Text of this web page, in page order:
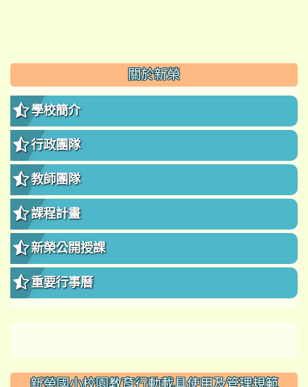
::: 關於新榮
學校簡介
行政團隊
教師團隊
課程計畫
新榮公開授課
重要行事曆
新榮國小校園教育行動載具使用及管理規範